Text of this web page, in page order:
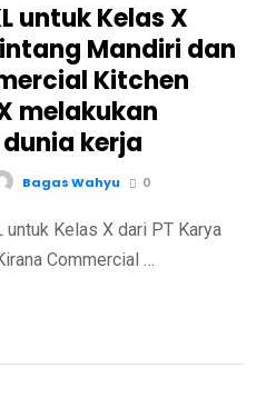
untuk Kelas X
Mandiri dan
Kitchen
melakukan
kerja
Bagas Wahyu 0
Kelas X dari PT Karya
Commercial …